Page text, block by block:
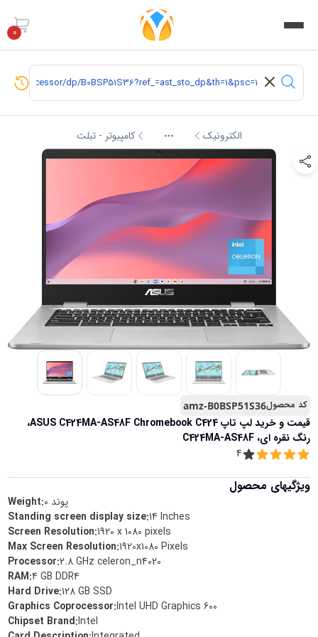
0
الکترونیک More کامپیوتر - تبلت
کد محصولamz-B0BSP51S36
قیمت و خرید
لپ تاپ ASUS C424MA-AS48F Chromebook C424،
رنگ نقره ای، C424MA-AS48F
4
ویژگیهای محصول
Weight:0 پوند
Standing screen display size:‎14 Inches
Screen Resolution:‎1920 x 1080 pixels
Max Screen Resolution:‎1920x1080 Pixels
Processor:‎2.8 GHz celeron_n4020
RAM:‎4 GB DDR4
Hard Drive:‎128 GB SSD
Graphics Coprocessor:‎Intel UHD Graphics 600
Chipset Brand:‎Intel